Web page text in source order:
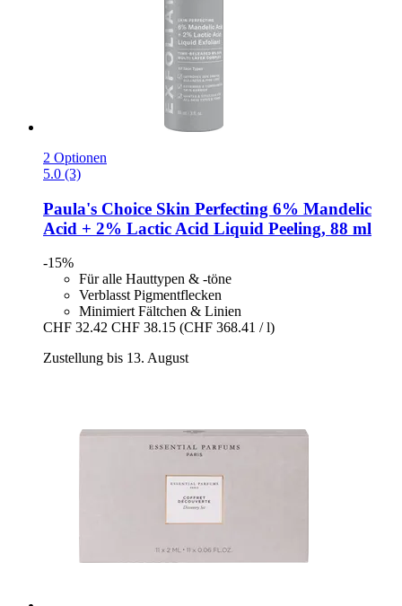
2 Optionen
5.0 (3)
Paula's Choice Skin Perfecting 6% Mandelic
Acid + 2% Lactic Acid Liquid Peeling, 88 ml
-15%
Für alle Hauttypen & -töne
Verblasst Pigmentflecken
Minimiert Fältchen & Linien
CHF 32.42 CHF 38.15 (CHF 368.41 / l)
Zustellung bis 13. August